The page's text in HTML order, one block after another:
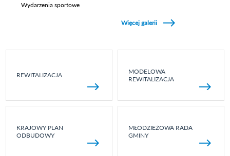
Wydarzenia sportowe
Więcej galerii
REWITALIZACJA
MODELOWA
REWITALIZACJA
KRAJOWY PLAN
ODBUDOWY
MŁODZIEŻOWA RADA
GMINY